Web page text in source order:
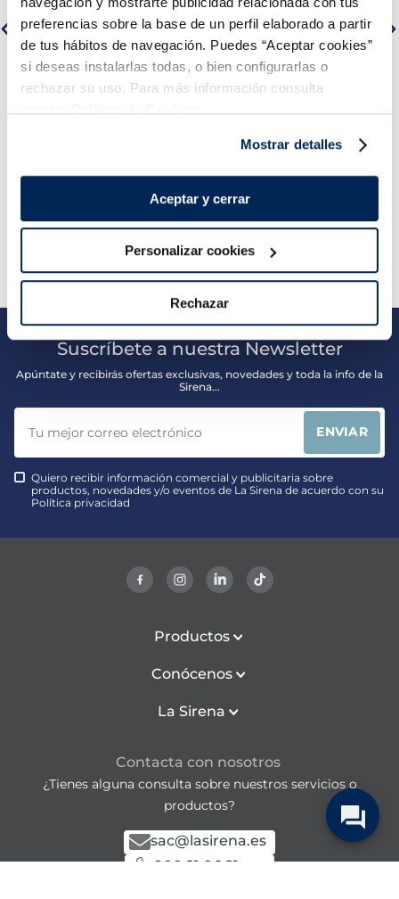
preferencias sobre la base de un perfil elaborado a partir
de tus hábitos de navegación. Puedes “Aceptar cookies”
si deseas instalarlas todas, o bien configurarlas o
rechazar su uso. Para más información consulta
Mostrar detalles
Aceptar y cerrar
Personalizar cookies
Rechazar
Lomos de salmón noruego
Premium
Filetes de lubina Premium
Suscríbete a nuestra Newsletter
Apúntate y recibirás ofertas exclusivas, novedades y toda la info de la
Sirena...
ENVIAR
Quiero recibir información comercial y publicitaria sobre
productos, novedades y/o eventos de La Sirena de acuerdo con su
Política privacidad
Productos
Conócenos
La Sirena
Contacta con nosotros
¿Tienes alguna consulta sobre nuestros servicios o
productos?
sac@lasirena.es
900 21 06 21